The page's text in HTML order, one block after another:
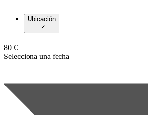
Ubicación
80 €
Selecciona una fecha